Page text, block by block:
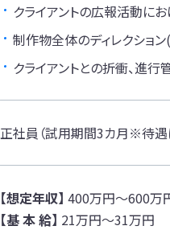
クライアントの広報活動に
制作物全体のディレクショ
クライアントとの折衝、進行
正社員（試用期間3カ月※待遇
【想定年収】 400万円～600万
【基 本 給】 21万円～31万円